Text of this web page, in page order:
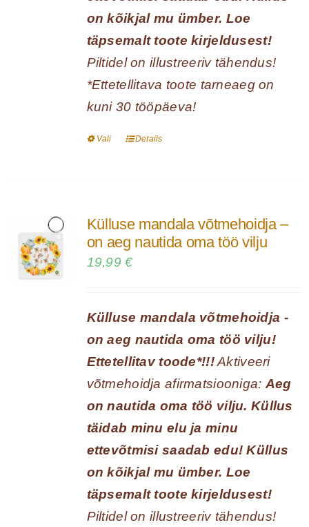
on kõikjal mu ümber. Loe
täpsemalt toote kirjeldusest!
Piltidel on illustreeriv tähendus!
*Ettetellitava toote tarneaeg on
kuni 30 tööpäeva!
Vali
Sellel
varianti.
Valikuid
tootelehel.
Details
Külluse mandala võtmehoidja –
on aeg nautida oma töö vilju
19,99€
Külluse mandala võtmehoidja -
on aeg nautida oma töö vilju!
Ettetellitav toode*!!!Aktiveeri
võtmehoidja afirmatsiooniga: Aeg
on nautida oma töö vilju. Küllus
täidab minu elu ja minu
ettevõtmisi saadab edu! Küllus
on kõikjal mu ümber. Loe
täpsemalt toote kirjeldusest!
Piltidel on illustreeriv tähendus!